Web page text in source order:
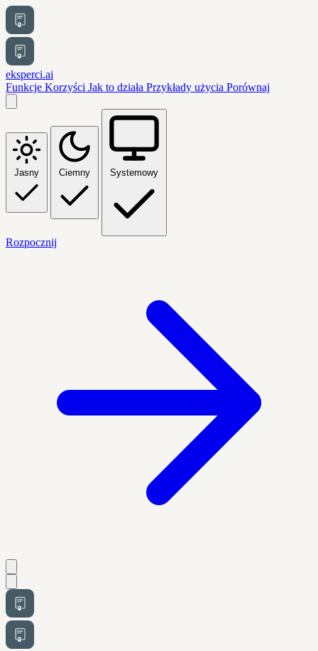
eksperci.ai
Funkcje Korzyści Jak to działa Przykłady użycia Porównaj
Jasny Ciemny Systemowy
Rozpocznij